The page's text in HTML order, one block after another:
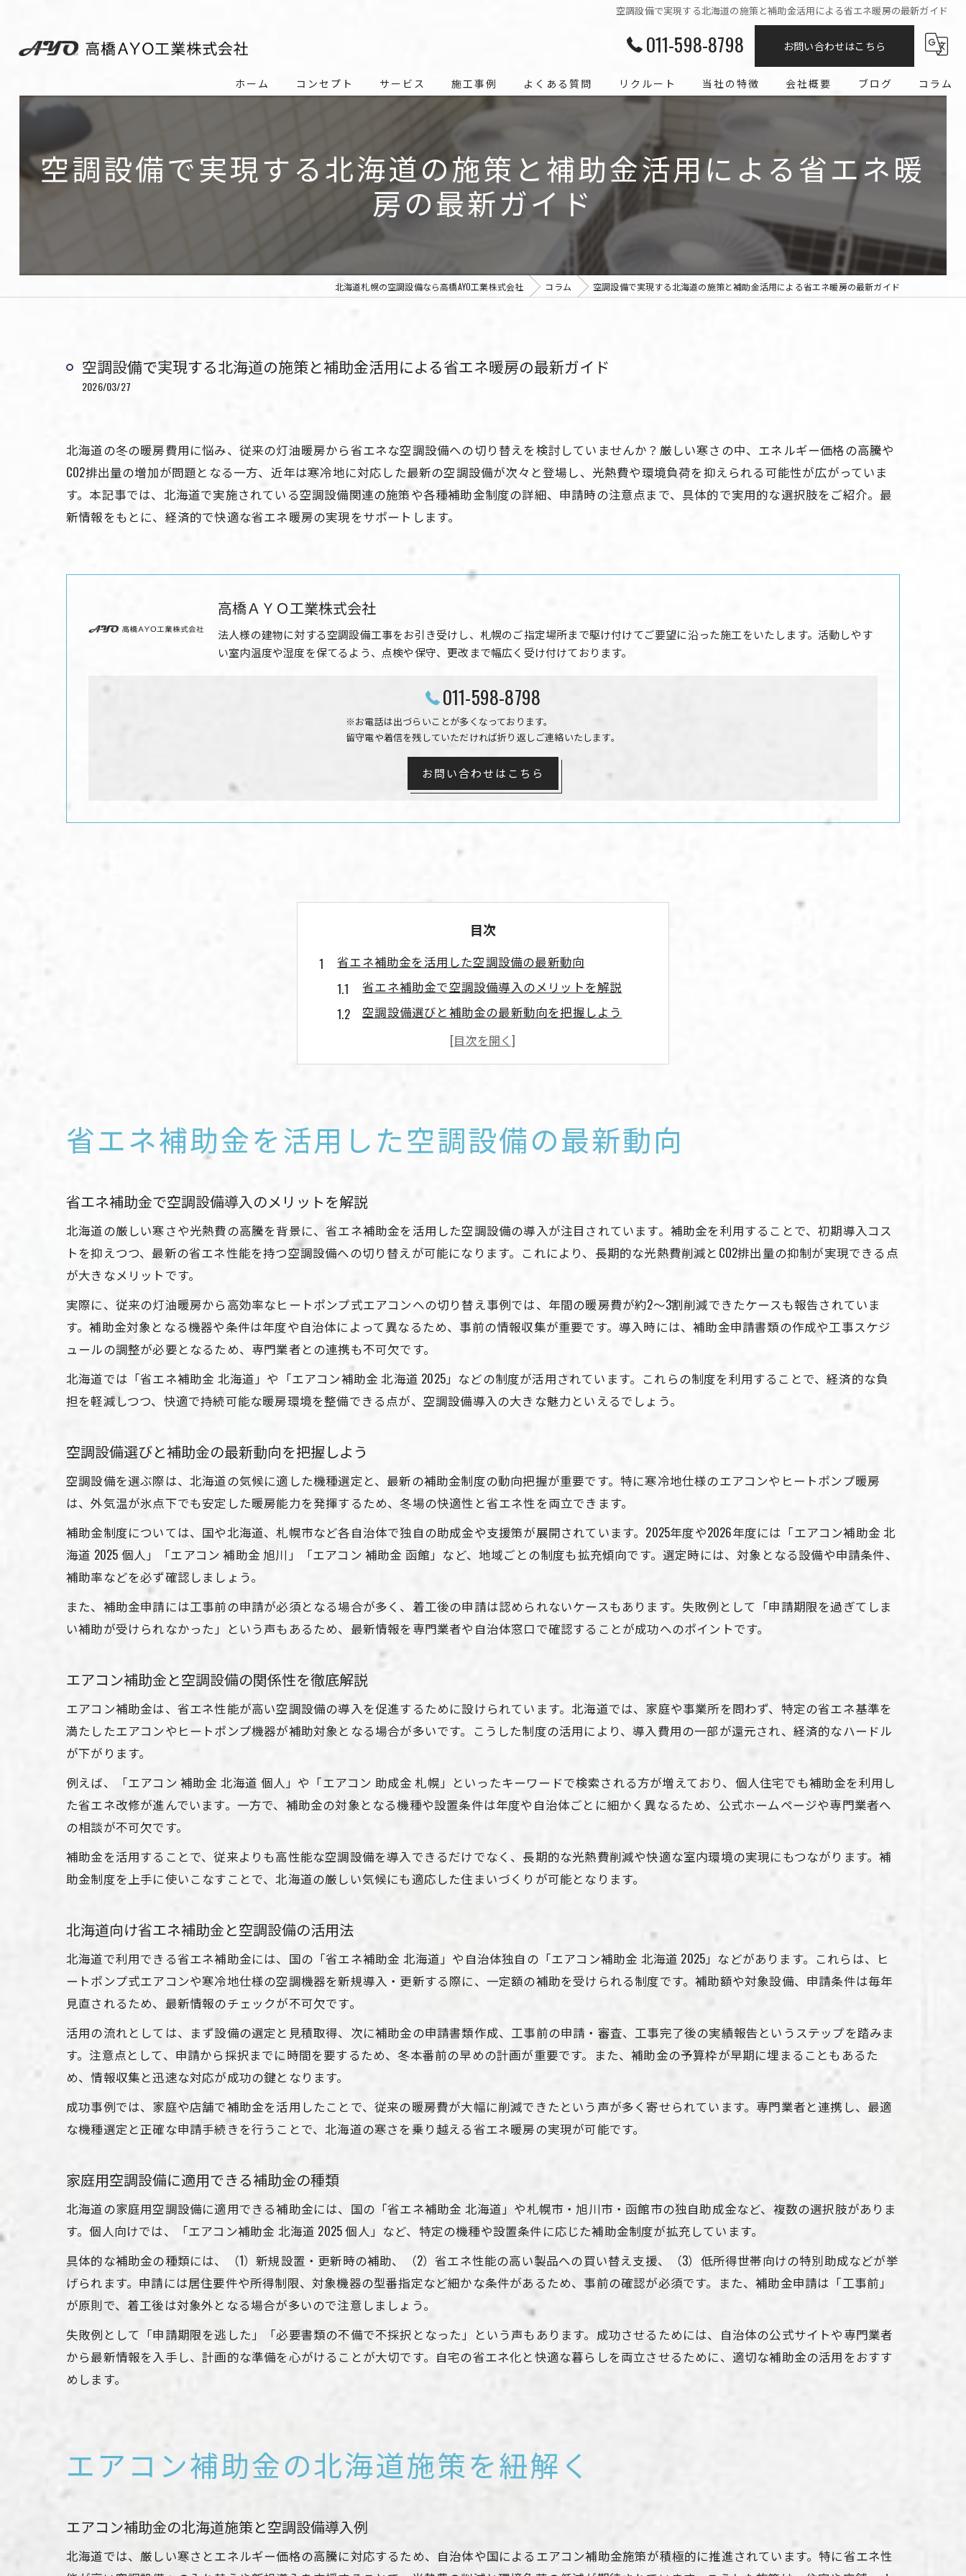
空調設備で実現する北海道の施策と補助金活用による省エネ暖房の最新ガイド
011-598-8798 お問い合わせはこちら
ホーム コンセプト サービス 施工事例 よくある質問 リクルート 当社の特徴
求人
会社概要 ブログ コラム
空調設備で実現する北海道の施策と補助金活用による省エネ暖
房の最新ガイド
北海道札幌の空調設備なら高橋AYO工業株式会社 コラム 空調設備で実現する北海道の施策と補助金活用による省エネ暖房の最新ガイド
空調設備で実現する北海道の施策と補助金活用による省エネ暖房の最新ガイド
2026/03/27
北海道の冬の暖房費用に悩み、従来の灯油暖房から省エネな空調設備への切り替えを検討していませんか？厳しい寒さの中、エネルギー価格の高騰や
CO2排出量の増加が問題となる一方、近年は寒冷地に対応した最新の空調設備が次々と登場し、光熱費や環境負荷を抑えられる可能性が広がっていま
す。本記事では、北海道で実施されている空調設備関連の施策や各種補助金制度の詳細、申請時の注意点まで、具体的で実用的な選択肢をご紹介。最
新情報をもとに、経済的で快適な省エネ暖房の実現をサポートします。
高橋ＡＹＯ工業株式会社
法人様の建物に対する空調設備工事をお引き受けし、札幌のご指定場所まで駆け付けてご要望に沿った施工をいたします。活動しやす
い室内温度や湿度を保てるよう、点検や保守、更改まで幅広く受け付けております。
011-598-8798
※お電話は出づらいことが多くなっております。
留守電や着信を残していただければ折り返しご連絡いたします。
お問い合わせはこちら
目次
省エネ補助金を活用した空調設備の最新動向
省エネ補助金で空調設備導入のメリットを解説
空調設備選びと補助金の最新動向を把握しよう
エアコン補助金と空調設備の関係性を徹底解説
北海道向け省エネ補助金と空調設備の活用法
エアコン補助金の北海道施策と空調設備導入例
個人向け空調設備補助金の北海道施策とは
エアコン補助金2025に向けた空調設備の選び方
寒冷地で空調設備を選ぶ際の重要ポイント
空調設備の性能と冬の暖房効果の関係性
北海道の気候に合う空調設備の特長とは
灯油暖房から空調設備への切り替えポイント
補助金利用で実現する暖房費節約のコツ
灯油から空調設備へ切り替えた節約体験
空調設備選びで得する暖房費ダウン術
冬の快適生活に役立つ空調設備施策まとめ
補助金と空調設備で快適な冬を過ごす方法
空調設備の工夫で冬の暮らしが快適に変化
空調設備施策を活用した暖房環境の改善例
空調設備更新で叶える光熱費と環境配慮
空調設備更新による光熱費節約と環境貢献
空調設備の最新技術で快適と省エネを両立
補助金活用で進める空調設備の環境配慮
省エネ補助金を活用した空調設備の最新動向
省エネ補助金で空調設備導入のメリットを解説
北海道の厳しい寒さや光熱費の高騰を背景に、省エネ補助金を活用した空調設備の導入が注目されています。補助金を利用することで、初期導入コス
トを抑えつつ、最新の省エネ性能を持つ空調設備への切り替えが可能になります。これにより、長期的な光熱費削減とCO2排出量の抑制が実現できる点
が大きなメリットです。
実際に、従来の灯油暖房から高効率なヒートポンプ式エアコンへの切り替え事例では、年間の暖房費が約2～3割削減できたケースも報告されていま
す。補助金対象となる機器や条件は年度や自治体によって異なるため、事前の情報収集が重要です。導入時には、補助金申請書類の作成や工事スケジ
ュールの調整が必要となるため、専門業者との連携も不可欠です。
北海道では「省エネ補助金 北海道」や「エアコン補助金 北海道 2025」などの制度が活用されています。これらの制度を利用することで、経済的な負
担を軽減しつつ、快適で持続可能な暖房環境を整備できる点が、空調設備導入の大きな魅力といえるでしょう。
空調設備選びと補助金の最新動向を把握しよう
空調設備を選ぶ際は、北海道の気候に適した機種選定と、最新の補助金制度の動向把握が重要です。特に寒冷地仕様のエアコンやヒートポンプ暖房
は、外気温が氷点下でも安定した暖房能力を発揮するため、冬場の快適性と省エネ性を両立できます。
補助金制度については、国や北海道、札幌市など各自治体で独自の助成金や支援策が展開されています。2025年度や2026年度には「エアコン補助金 北
海道 2025 個人」「エアコン 補助金 旭川」「エアコン 補助金 函館」など、地域ごとの制度も拡充傾向です。選定時には、対象となる設備や申請条件、
補助率などを必ず確認しましょう。
また、補助金申請には工事前の申請が必須となる場合が多く、着工後の申請は認められないケースもあります。失敗例として「申請期限を過ぎてしま
い補助が受けられなかった」という声もあるため、最新情報を専門業者や自治体窓口で確認することが成功へのポイントです。
エアコン補助金と空調設備の関係性を徹底解説
エアコン補助金は、省エネ性能が高い空調設備の導入を促進するために設けられています。北海道では、家庭や事業所を問わず、特定の省エネ基準を
満たしたエアコンやヒートポンプ機器が補助対象となる場合が多いです。こうした制度の活用により、導入費用の一部が還元され、経済的なハードル
が下がります。
例えば、「エアコン 補助金 北海道 個人」や「エアコン 助成金 札幌」といったキーワードで検索される方が増えており、個人住宅でも補助金を利用し
た省エネ改修が進んでいます。一方で、補助金の対象となる機種や設置条件は年度や自治体ごとに細かく異なるため、公式ホームページや専門業者へ
の相談が不可欠です。
補助金を活用することで、従来よりも高性能な空調設備を導入できるだけでなく、長期的な光熱費削減や快適な室内環境の実現にもつながります。補
助金制度を上手に使いこなすことで、北海道の厳しい気候にも適応した住まいづくりが可能となります。
北海道向け省エネ補助金と空調設備の活用法
北海道で利用できる省エネ補助金には、国の「省エネ補助金 北海道」や自治体独自の「エアコン補助金 北海道 2025」などがあります。これらは、ヒ
ートポンプ式エアコンや寒冷地仕様の空調機器を新規導入・更新する際に、一定額の補助を受けられる制度です。補助額や対象設備、申請条件は毎年
見直されるため、最新情報のチェックが不可欠です。
活用の流れとしては、まず設備の選定と見積取得、次に補助金の申請書類作成、工事前の申請・審査、工事完了後の実績報告というステップを踏みま
す。注意点として、申請から採択までに時間を要するため、冬本番前の早めの計画が重要です。また、補助金の予算枠が早期に埋まることもあるた
め、情報収集と迅速な対応が成功の鍵となります。
成功事例では、家庭や店舗で補助金を活用したことで、従来の暖房費が大幅に削減できたという声が多く寄せられています。専門業者と連携し、最適
な機種選定と正確な申請手続きを行うことで、北海道の寒さを乗り越える省エネ暖房の実現が可能です。
家庭用空調設備に適用できる補助金の種類
北海道の家庭用空調設備に適用できる補助金には、国の「省エネ補助金 北海道」や札幌市・旭川市・函館市の独自助成金など、複数の選択肢がありま
す。個人向けでは、「エアコン補助金 北海道 2025 個人」など、特定の機種や設置条件に応じた補助金制度が拡充しています。
具体的な補助金の種類には、（1）新規設置・更新時の補助、（2）省エネ性能の高い製品への買い替え支援、（3）低所得世帯向けの特別助成などが挙
げられます。申請には居住要件や所得制限、対象機器の型番指定など細かな条件があるため、事前の確認が必須です。また、補助金申請は「工事前」
が原則で、着工後は対象外となる場合が多いので注意しましょう。
失敗例として「申請期限を逃した」「必要書類の不備で不採択となった」という声もあります。成功させるためには、自治体の公式サイトや専門業者
から最新情報を入手し、計画的な準備を心がけることが大切です。自宅の省エネ化と快適な暮らしを両立させるために、適切な補助金の活用をおすす
めします。
エアコン補助金の北海道施策を紐解く
エアコン補助金の北海道施策と空調設備導入例
北海道では、厳しい寒さとエネルギー価格の高騰に対応するため、自治体や国によるエアコン補助金施策が積極的に推進されています。特に省エネ性
お問い合わせはこちら
お問い合わせはこちら